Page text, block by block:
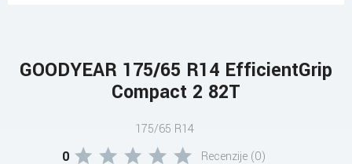
GOODYEAR 175/65 R14 EfficientGrip
Compact 2 82T
175/65 R14
0 Recenzije (0)